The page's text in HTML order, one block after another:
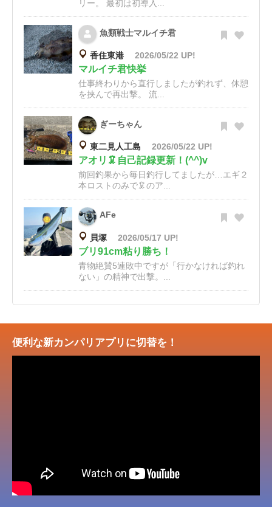
リー。 最初は初導入...
魚類戦士マルイチ君
香住東港 2026/05/22 UP!
マルイチ君快挙
仕事終わりから直行しましたが釣れず、休憩
を挟んで再出撃。 流...
ぎーちゃん
東二見人工島 2026/05/22 UP!
アオリ🦑自己記録更新！(^^)v
前回釣果から毎日釣行してましたが…エギ２
本ロストのみで🦑のア...
AFe
貝塚 2026/05/17 UP!
ブリ91cm粘り勝ち！
青物絶賛5連敗中ですが「行かなければ釣れ
ない」の精神で出撃。...
便利な新カンパリアプリに切替を！